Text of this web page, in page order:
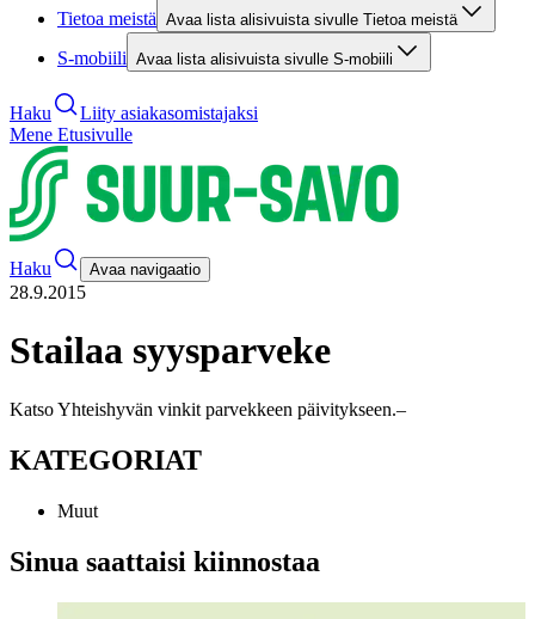
Tietoa meistä Avaa lista alisivuista sivulle Tietoa meistä
S-mobiili Avaa lista alisivuista sivulle S-mobiili
Haku
Liity asiakasomistajaksi
Mene Etusivulle
Haku Avaa navigaatio
28.9.2015
Stailaa syysparveke
Katso Yhteishyvän vinkit parvekkeen päivitykseen.–
KATEGORIAT
Muut
Sinua saattaisi kiinnostaa